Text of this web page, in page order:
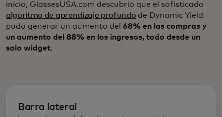
inicio, GlassesUSA.com descubrió que el sofisticado
algoritmo de aprendizaje profundo de Dynamic Yield
pudo generar un aumento del 68% en las compras y
un aumento del 88% en los ingresos, todo desde un
solo widget.
Barra lateral